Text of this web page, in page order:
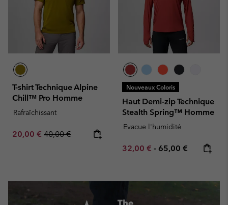
T-shirt Technique Alpine
Chill™ Pro Homme
Rafraîchissant
Sale price:
20,00 € Regular price:
40,00 €
Nouveaux Coloris
Haut Demi-zip Technique
Stealth Spring™ Homme
Evacue l'humidité
Minimum sale price:
32,00 € - Maximum price:
65,00 €